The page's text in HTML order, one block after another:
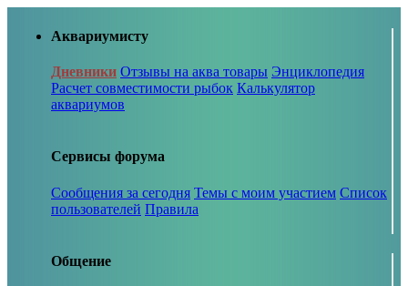
Аквариумисту
Дневники Отзывы на аква товары Энциклопедия
Расчет совместимости рыбок Калькулятор
аквариумов
Сервисы форума
Сообщения за сегодня Темы с моим участием Список
пользователей Правила
Общение